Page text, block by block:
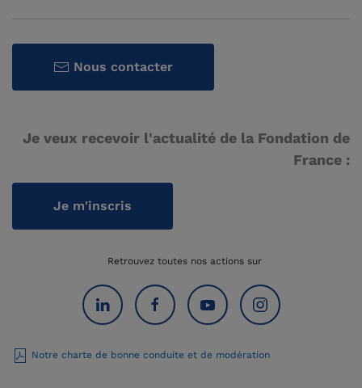
Nous contacter
Je veux recevoir l'actualité de la Fondation de
France :
Je m'inscris
Retrouvez toutes nos actions sur
Notre charte de bonne conduite et de modération